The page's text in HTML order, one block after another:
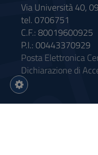
Via Università 40,
tel. 0706751
C.F.: 80019600925
P.I.: 00443370929
Posta Elettronica
Dichiarazione di
Impostazioni
cookie